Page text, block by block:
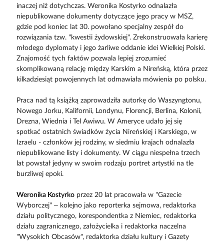
inaczej niż dotychczas. Weronika Kostyrko odnalazła
niepublikowane dokumenty dotyczące jego pracy w MSZ,
gdzie pod koniec lat 30. powołano specjalny zespół do
rozwiązania tzw. "kwestii żydowskiej". Zrekonstruowała karierę
młodego dyplomaty i jego żarliwe oddanie idei Wielkiej Polski.
Znajomość tych faktów pozwala lepiej zrozumieć
skomplikowaną relację między Karskim a Nireńską, która przez
kilkadziesiąt powojennych lat odmawiała mówienia po polsku.
Praca nad tą książką zaprowadziła autorkę do Waszyngtonu,
Nowego Jorku, Kalifornii, Londynu, Florencji, Berlina, Kolonii,
Drezna, Wiednia i Tel Awiwu. W Ameryce udało jej się
spotkać ostatnich świadków życia Nireńskiej i Karskiego, w
Izraelu - członków jej rodziny, w siedmiu krajach odnalazła
niepublikowane listy i dokumenty. W ciągu niespełna trzech
lat powstał jedyny w swoim rodzaju portret artystki na tle
burzliwej epoki.
Weronika Kostyrkoprzez 20 lat pracowała w "Gazecie
Wyborczej" – kolejno jako reporterka sejmowa, redaktorka
działu politycznego, korespondentka z Niemiec, redaktorka
działu zagranicznego, założycielka i redaktorka naczelna
"Wysokich Obcasów", redaktorka działu kultury i Gazety